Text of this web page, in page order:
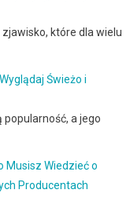
które dla wielu
Świeżo i
a jego
Musisz Wiedzieć o
Producentach